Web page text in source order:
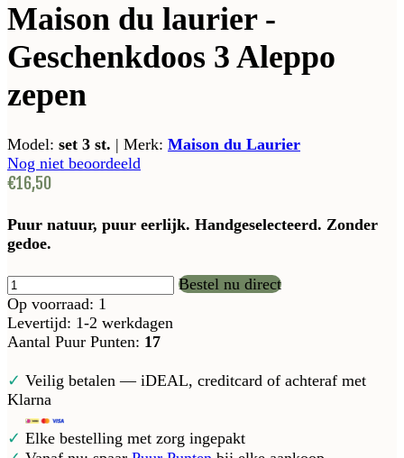
Maison du laurier -
Geschenkdoos 3 Aleppo
zepen
Model: set 3 st. | Merk: Maison du Laurier
Nog niet beoordeeld
€16,50
Puur natuur, puur eerlijk. Handgeselecteerd. Zonder
gedoe.
Bestel nu direct
Op voorraad: 1
Levertijd: 1-2 werkdagen
Aantal Puur Punten: 17
✓ Veilig betalen — iDEAL, creditcard of achteraf met
Klarna
✓ Elke bestelling met zorg ingepakt